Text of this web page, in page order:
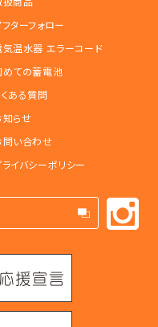
フターフォロー
気温水器 エラーコード
めての蓄電池
ある質問
知らせ
問い合わせ
イバシーポリシー